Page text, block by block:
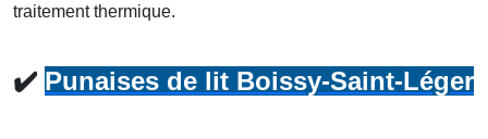
traitement thermique.
✔️ Punaises de lit Boissy-Saint-Léger